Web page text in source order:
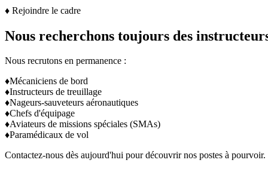
♦ Rejoindre le cadre
Nous recherchons toujours des
Nous recrutons en permanence :
♦Mécaniciens de bord
♦Instructeurs de treuillage
♦Nageurs-sauveteurs aéronautiques
♦Chefs d'équipage
♦Aviateurs de missions spéciales (SMAs)
♦Paramédicaux de vol
Contactez-nous dès aujourd'hui pour découvrir nos postes à pourvoir.